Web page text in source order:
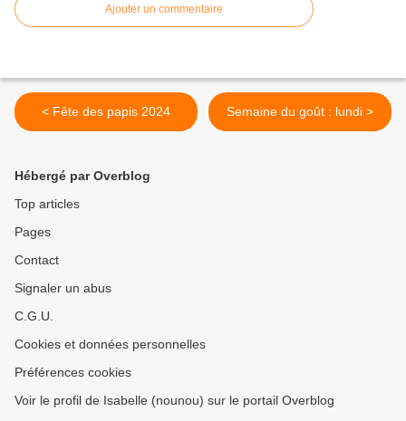
Ajouter un commentaire
< Fête des papis 2024 Semaine du goût : lundi >
Hébergé par Overblog
Top articles
Pages
Contact
Signaler un abus
C.G.U.
Cookies et données personnelles
Préférences cookies
Voir le profil de Isabelle (nounou) sur le portail Overblog